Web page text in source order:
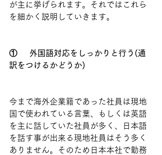
が主に挙げられます。それではこれら
を細かく説明していきます。
①	外国語対応をしっかりと行う(通
訳をつけるかどうか)
今まで海外企業籍であった社員は現地
国で使われている言葉、もしくは英語
を主に話していた社員が多く、日本語
を話す事が出来る現地社員はそう多く
ありません。そのため日本本社で勤務